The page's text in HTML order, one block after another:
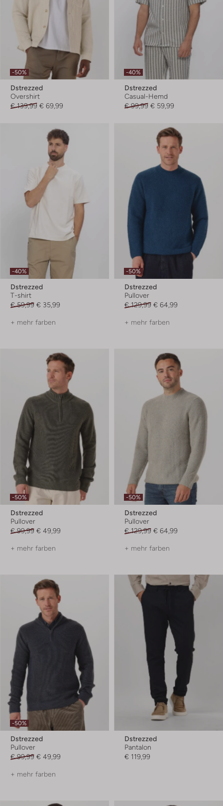
-50%
Dstrezzed
Overshirt
€ 139,99 € 69,99
-40%
Dstrezzed
Casual-Hemd
€ 99,99 € 59,99
-40%
Dstrezzed
T-shirt
€ 59,99 € 35,99
+ mehr farben
-50%
Dstrezzed
Pullover
€ 129,99 € 64,99
+ mehr farben
-50%
Dstrezzed
Pullover
€ 99,99 € 49,99
+ mehr farben
-50%
Dstrezzed
Pullover
€ 129,99 € 64,99
+ mehr farben
-50%
Dstrezzed
Pullover
€ 99,99 € 49,99
+ mehr farben
Dstrezzed
Pantalon
€ 119,99